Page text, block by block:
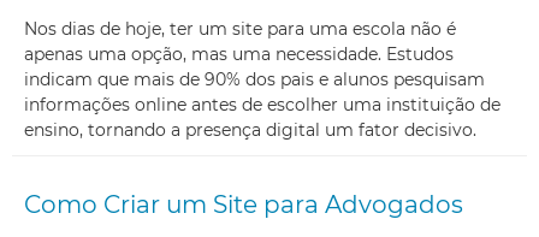
Nos dias de hoje, ter um site para uma escola não é
apenas uma opção, mas uma necessidade. Estudos
indicam que mais de 90% dos pais e alunos pesquisam
informações online antes de escolher uma instituição de
ensino, tornando a presença digital um fator decisivo.
Como Criar um Site para Advogados